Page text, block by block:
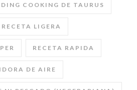
COOKING DE TAURUS
RECETA LIGERA
RECETA RAPIDA
DE AIRE